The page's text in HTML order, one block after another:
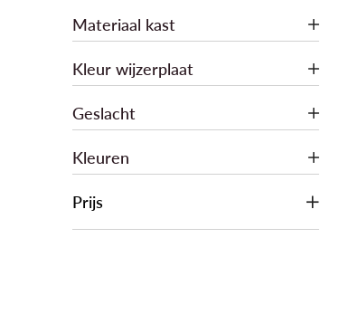
Materiaal kast
Kleur wijzerplaat
Geslacht
Kleuren
Prijs